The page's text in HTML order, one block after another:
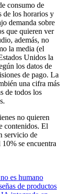
consumo de
de los horarios y
demanda sobre
que quieren ver
además, no
la media (el
Unidos la
los datos de
de pago. La
una cifra más
de todos los
no quieren
contenidos. El
servicio de
se encuentra
es humano
de productos